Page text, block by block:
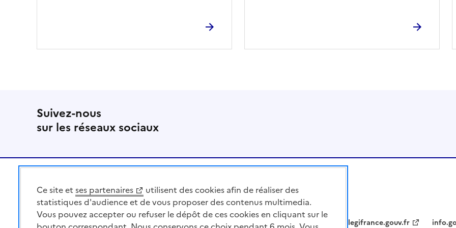
Suivez-nous
sur les réseaux sociaux
Pied de page
MINISTÈRE
DE L'AGRICULTURE
DE L'AGRO-ALIMENTAIRE
ET DE LA SOUVERAINETÉ legifrance.gouv.fr
Ce site et ses partenaires
utilisent des cookies afin de réaliser des
statistiques d'audience et de vous proposer des contenus multimedia.
Vous pouvez accepter ou refuser le dépôt de ces cookies en cliquant sur le